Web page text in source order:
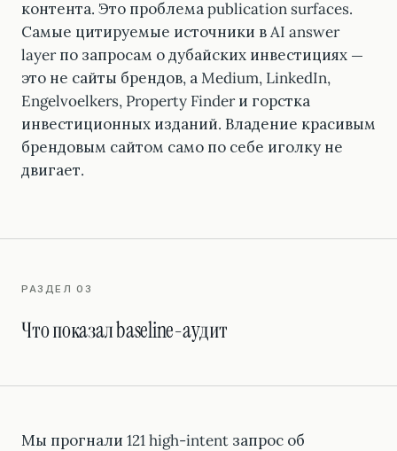
контента. Это проблема publication surfaces.
Самые цитируемые источники в AI answer
layer по запросам о дубайских инвестициях —
это не сайты брендов, а Medium, LinkedIn,
Engelvoelkers, Property Finder и горстка
инвестиционных изданий. Владение красивым
брендовым сайтом само по себе иголку не
двигает.
РАЗДЕЛ 03
Что показал baseline-аудит
Мы прогнали 121 high-intent запрос об